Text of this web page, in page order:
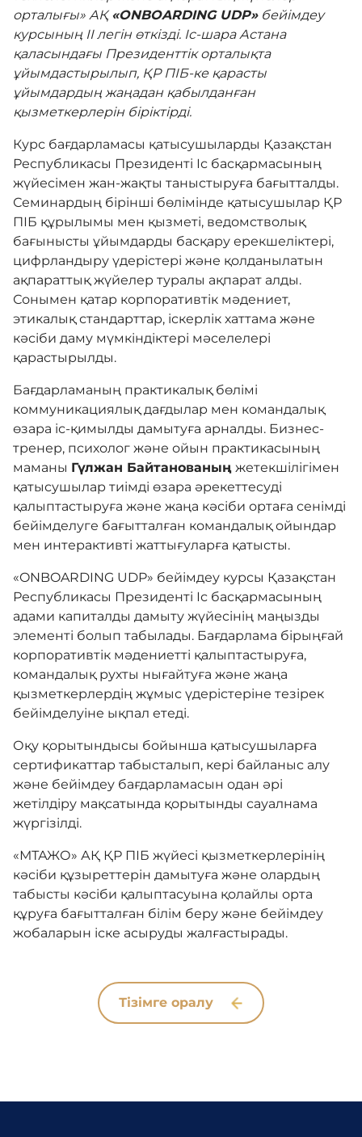
орталығы» АҚ «ONBOARDING UDP»бейімдеу
курсының II легін өткізді. Іс-шара Астана
қаласындағы Президенттік орталықта
ұйымдастырылып, ҚР ПІБ-ке қарасты
ұйымдардың жаңадан қабылданған
қызметкерлерін біріктірді.
Курс бағдарламасы қатысушыларды Қазақстан
Республикасы Президенті Іс басқармасының
жүйесімен жан-жақты таныстыруға бағытталды.
Семинардың бірінші бөлімінде қатысушылар ҚР
ПІБ құрылымы мен қызметі, ведомстволық
бағынысты ұйымдарды басқару ерекшеліктері,
цифрландыру үдерістері және қолданылатын
ақпараттық жүйелер туралы ақпарат алды.
Сонымен қатар корпоративтік мәдениет,
этикалық стандарттар, іскерлік хаттама және
кәсіби даму мүмкіндіктері мәселелері
қарастырылды.
Бағдарламаның практикалық бөлімі
коммуникациялық дағдылар мен командалық
өзара іс-қимылды дамытуға арналды. Бизнес-
тренер, психолог және ойын практикасының
маманы Гүлжан Байтанованың жетекшілігімен
қатысушылар тиімді өзара әрекеттесуді
қалыптастыруға және жаңа кәсіби ортаға сенімді
бейімделуге бағытталған командалық ойындар
мен интерактивті жаттығуларға қатысты.
«ONBOARDING UDP» бейімдеу курсы Қазақстан
Республикасы Президенті Іс басқармасының
адами капиталды дамыту жүйесінің маңызды
элементі болып табылады. Бағдарлама бірыңғай
корпоративтік мәдениетті қалыптастыруға,
командалық рухты нығайтуға және жаңа
қызметкерлердің жұмыс үдерістеріне тезірек
бейімделуіне ықпал етеді.
Оқу қорытындысы бойынша қатысушыларға
сертификаттар табысталып, кері байланыс алу
және бейімдеу бағдарламасын одан әрі
жетілдіру мақсатында қорытынды сауалнама
жүргізілді.
«МТАЖО» АҚ ҚР ПІБ жүйесі қызметкерлерінің
кәсіби құзыреттерін дамытуға және олардың
табысты кәсіби қалыптасуына қолайлы орта
құруға бағытталған білім беру және бейімдеу
жобаларын іске асыруды жалғастырады.
Тізімге оралу